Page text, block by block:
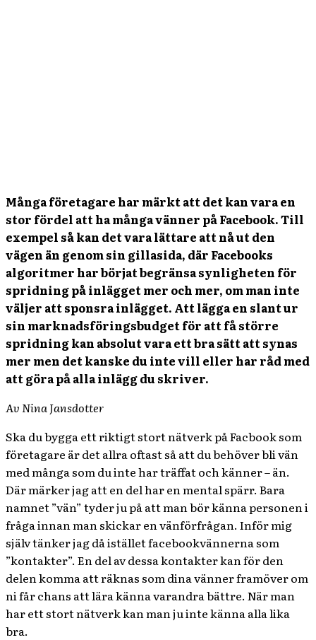
Många företagare har märkt att det kan vara en
stor fördel att ha många vänner på Facebook. Till
exempel så kan det vara lättare att nå ut den
vägen än genom sin gillasida, där Facebooks
algoritmer har börjat begränsa synligheten för
spridning på inlägget mer och mer, om man inte
väljer att sponsra inlägget. Att lägga en slant ur
sin marknadsföringsbudget för att få större
spridning kan absolut vara ett bra sätt att synas
mer men det kanske du inte vill eller har råd med
att göra på alla inlägg du skriver.
Av Nina Jansdotter
Ska du bygga ett riktigt stort nätverk på Facbook som
företagare är det allra oftast så att du behöver bli vän
med många som du inte har träffat och känner – än.
Där märker jag att en del har en mental spärr. Bara
namnet ”vän” tyder ju på att man bör känna personen i
fråga innan man skickar en vänförfrågan. Inför mig
själv tänker jag då istället facebookvännerna som
”kontakter”. En del av dessa kontakter kan för den
delen komma att räknas som dina vänner framöver om
ni får chans att lära känna varandra bättre. När man
har ett stort nätverk kan man ju inte känna alla lika
bra.